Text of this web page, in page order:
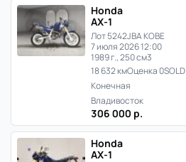
Honda
AX-1
Лот 5242JBA KOBE
7 июля 2026 12:00
1989 г., 250 см3
18 632 кмОценка 0SOLD
Конечная
Владивосток
306 000 р.
Honda
AX-1